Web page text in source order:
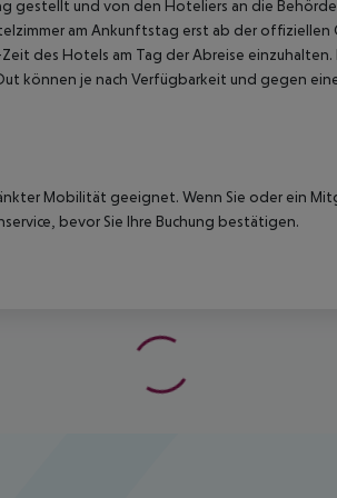
gestellt und von den Hoteliers an die
am Ankunftstag erst ab der offiziellen
des Hotels am Tag der Abreise einzuhalten.
können je nach Verfügbarkeit und gegen
Mobilität geeignet. Wenn Sie oder ein
bevor Sie Ihre Buchung bestätigen.